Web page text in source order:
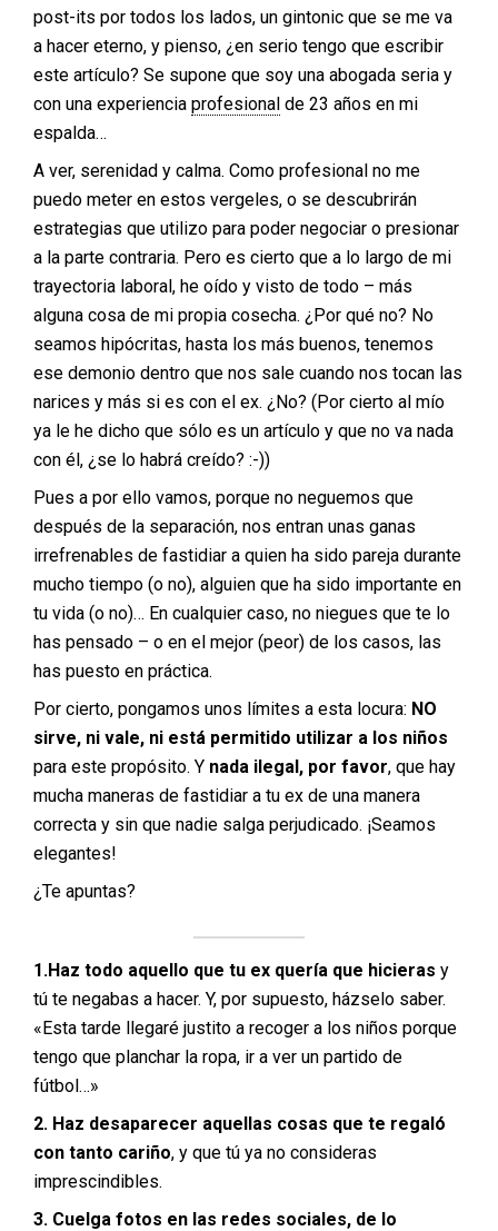
post-its por todos los lados, un gintonic que se me va
a hacer eterno, y pienso, ¿en serio tengo que escribir
este artículo? Se supone que soy una abogada seria y
con una experiencia profesional de 23 años en mi
espalda…
A ver, serenidad y calma. Como profesional no me
puedo meter en estos vergeles, o se descubrirán
estrategias que utilizo para poder negociar o presionar
a la parte contraria. Pero es cierto que a lo largo de mi
trayectoria laboral, he oído y visto de todo – más
alguna cosa de mi propia cosecha. ¿Por qué no? No
seamos hipócritas, hasta los más buenos, tenemos
ese demonio dentro que nos sale cuando nos tocan las
narices y más si es con el ex. ¿No? (Por cierto al mío
ya le he dicho que sólo es un artículo y que no va nada
con él, ¿se lo habrá creído? :-))
Pues a por ello vamos, porque no neguemos que
después de la separación, nos entran unas ganas
irrefrenables de fastidiar a quien ha sido pareja durante
mucho tiempo (o no), alguien que ha sido importante en
tu vida (o no)… En cualquier caso, no niegues que te lo
has pensado – o en el mejor (peor) de los casos, las
has puesto en práctica.
Por cierto, pongamos unos límites a esta locura: NO
sirve, ni vale, ni está permitido utilizar a los niños
para este propósito. Y nada ilegal, por favor, que hay
mucha maneras de fastidiar a tu ex de una manera
correcta y sin que nadie salga perjudicado. ¡Seamos
elegantes!
¿Te apuntas?
1.Haz todo aquello que tu ex quería que hicieras y
tú te negabas a hacer. Y, por supuesto, házselo saber.
«Esta tarde llegaré justito a recoger a los niños porque
tengo que planchar la ropa, ir a ver un partido de
fútbol…»
2. Haz desaparecer aquellas cosas que te regaló
con tanto cariño, y que tú ya no consideras
imprescindibles.
3. Cuelga fotos en las redes sociales, de lo